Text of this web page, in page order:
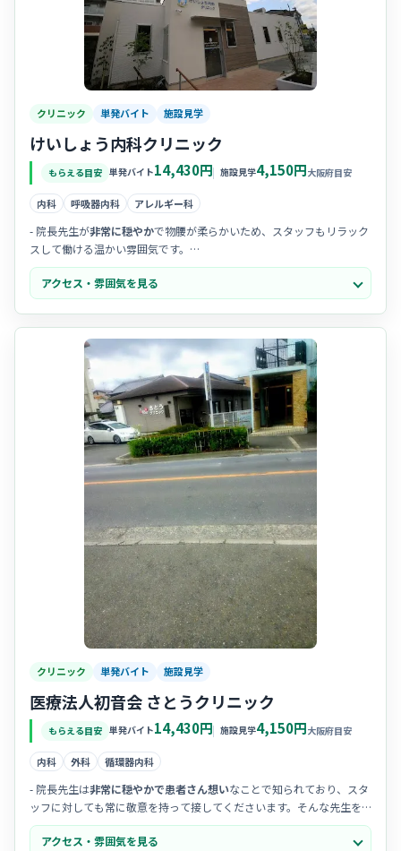
クリニック 単発バイト 施設見学
けいしょう内科クリニック
もらえる目安 単発バイト14,430円 施設見学4,150円大阪府目安
内科 呼吸器内科 アレルギー科
- 院長先生が非常に穏やかで物腰が柔らかいため、スタッフもリラック
スして働ける温かい雰囲気です。
- 地域の方々から「親身で話しやすい」と厚い信頼を寄せられており、
患者様との会話も弾む職場です。
- スタッフ間のチームワークが良く、お互いにフォローし合える体制が
アクセス・雰囲気を見る
クリニック 単発バイト 施設見学
医療法人初音会 さとうクリニック
もらえる目安 単発バイト14,430円 施設見学4,150円大阪府目安
内科 外科 循環器内科
- 院長先生は非常に穏やかで患者さん想いなことで知られており、スタ
ッフに対しても常に敬意を持って接してくださいます。そんな先生を
慕って通う長年の患者さんも多く、院内は信頼関係に満ちています。
- 現場ではベテランの看護師さん
が中心となって活躍されており、困っ
アクセス・雰囲気を見る